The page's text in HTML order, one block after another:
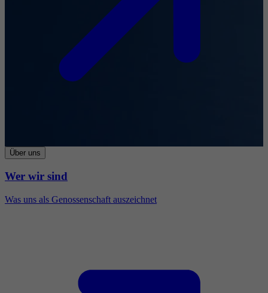
Über uns
Wer wir sind
Was uns als Genossenschaft auszeichnet